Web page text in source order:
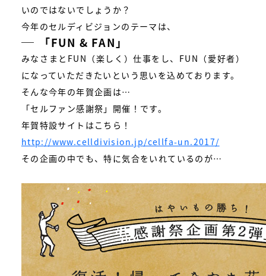
いのではないでしょうか？
今年のセルディビジョンのテーマは、
「FUN & FAN」
みなさまとFUN（楽しく）仕事をし、FUN（愛好者）
になっていただきたいという思いを込めております。
そんな今年の年賀企画は…
「セルファン感謝祭」開催！です。
年賀特設サイトはこちら！
http://www.celldivision.jp/cellfa-un.2017/
その企画の中でも、特に気合をいれているのが…